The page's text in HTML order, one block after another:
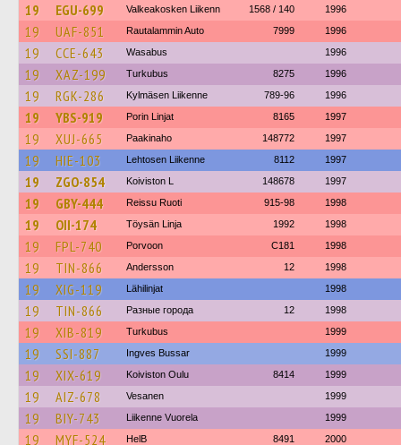
19 EGU-699 Valkeakosken Liikenn 1568 / 140 1996
19 UAF-851 Rautalammin Auto 7999 1996
19 CCE-643 Wasabus 1996
19 XAZ-199 Turkubus 8275 1996
19 RGK-286 Kylmäsen Liikenne 789-96 1996
19 YBS-919 Porin Linjat 8165 1997
19 XUJ-665 Paakinaho 148772 1997
19 HIE-103 Lehtosen Liikenne 8112 1997
19 ZGO-854 Koiviston L 148678 1997
19 GBY-444 Reissu Ruoti 915-98 1998
19 OII-174 Töysän Linja 1992 1998
19 FPL-740 Porvoon C181 1998
19 TIN-866 Andersson 12 1998
19 XIG-119 Lähilinjat 1998
19 TIN-866 Разные города 12 1998
19 XIB-819 Turkubus 1999
19 SSI-887 Ingves Bussar 1999
19 XIX-619 Koiviston Oulu 8414 1999
19 AIZ-678 Vesanen 1999
19 BIY-743 Liikenne Vuorela 1999
19 MYF-524 HelB 8491 2000